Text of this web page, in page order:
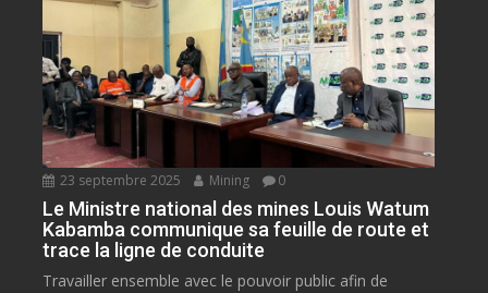
23 septembre 2025 Mining 0
Le Ministre national des mines Louis Watum
Kabamba communique sa feuille de route et
trace la ligne de conduite
Travailler ensemble avec le pouvoir public afin de